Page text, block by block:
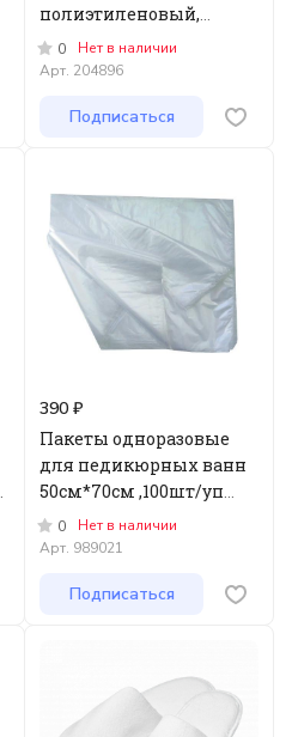
полиэтиленовый,
прозрачный, 100 шт
0
Нет в наличии
Арт. 204896
Подписаться
390 ₽
Пакеты одноразовые
для педикюрных ванн
50см*70см ,100шт/уп
ЭКОНОМ
0
Нет в наличии
Арт. 989021
Подписаться